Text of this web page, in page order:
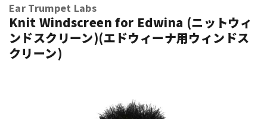
エレキギター
Ear Trumpet Labs
Knit Windscreen for Edwina (ニットウィ
ンドスクリーン)(エドウィーナ用ウィンドス
クリーン)